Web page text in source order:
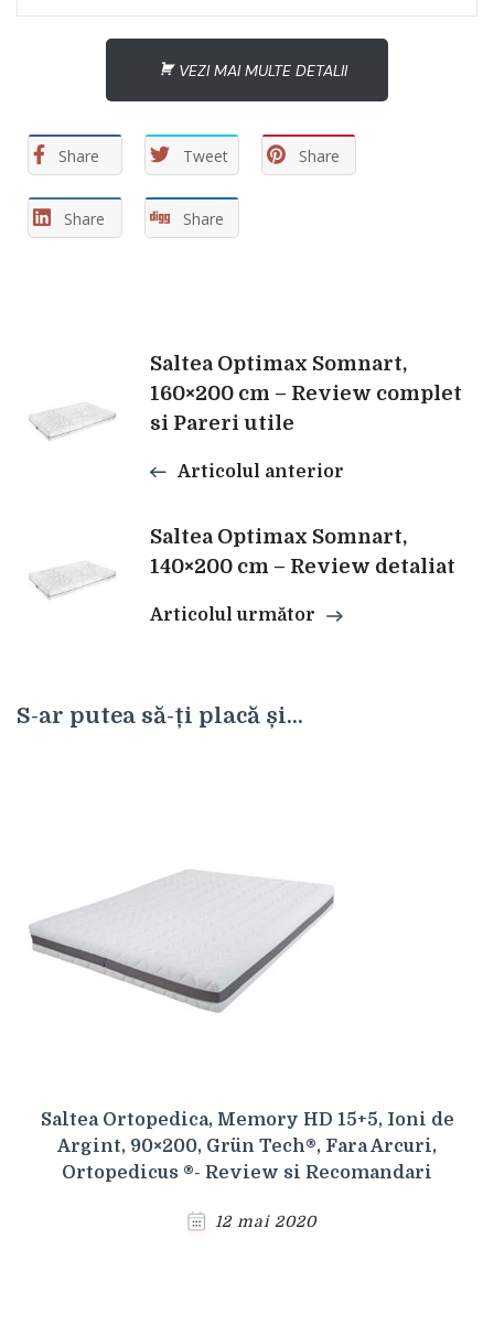
VEZI MAI MULTE DETALII
Share Tweet Share
Share Share
Navigare
în
articole
Saltea Optimax Somnart,
160×200 cm – Review complet
si Pareri utile
Articolul anterior
Saltea Optimax Somnart,
140×200 cm – Review detaliat
Articolul următor
S-ar putea să-ți placă și...
Saltea Ortopedica, Memory HD 15+5, Ioni de
Argint, 90×200, Grün Tech®, Fara Arcuri,
Ortopedicus ®- Review si Recomandari
12 mai 2020